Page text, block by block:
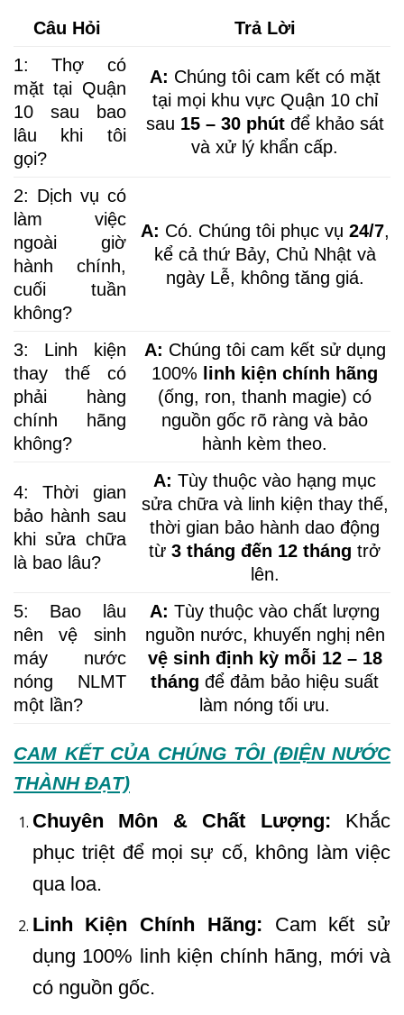
Câu Hỏi
Trả Lời
1: Thợ có
mặt tại Quận
10 sau bao
lâu khi tôi
gọi?
A: Chúng tôi cam kết có mặt
tại mọi khu vực Quận 10 chỉ
sau 15 – 30 phútđể khảo sát
và xử lý khẩn cấp.
2: Dịch vụ có
làm việc
ngoài giờ
hành chính,
cuối tuần
không?
A: Có. Chúng tôi phục vụ 24/7,
kể cả thứ Bảy, Chủ Nhật và
ngày Lễ, không tăng giá.
3: Linh kiện
thay thế có
phải hàng
chính hãng
không?
A: Chúng tôi cam kết sử dụng
100%
linh kiện chính hãng
(ống, ron, thanh magie) có
nguồn gốc rõ ràng và bảo
hành kèm theo.
4: Thời gian
bảo hành sau
khi sửa chữa
là bao lâu?
A: Tùy thuộc vào hạng mục
sửa chữa và linh kiện thay thế,
thời gian bảo hành dao động
từ3 tháng đến 12 tháng trở
lên.
5: Bao lâu
nên vệ sinh
máy nước
nóng NLMT
một lần?
A: Tùy thuộc vào chất lượng
nguồn nước, khuyến nghị nên
vệ sinh định kỳ mỗi 12 – 18
tháng để đảm bảo hiệu suất
làm nóng tối ưu.
CAM KẾT CỦA CHÚNG TÔI (ĐIỆN NƯỚC
THÀNH ĐẠT)
Chuyên Môn & Chất Lượng: Khắc
phục triệt để mọi sự cố, không làm việc
qua loa.
Linh Kiện Chính Hãng: Cam kết sử
dụng 100% linh kiện chính hãng, mới và
có nguồn gốc.